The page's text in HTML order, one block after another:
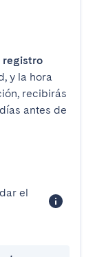
registro
y la hora
recibirás
antes de
el